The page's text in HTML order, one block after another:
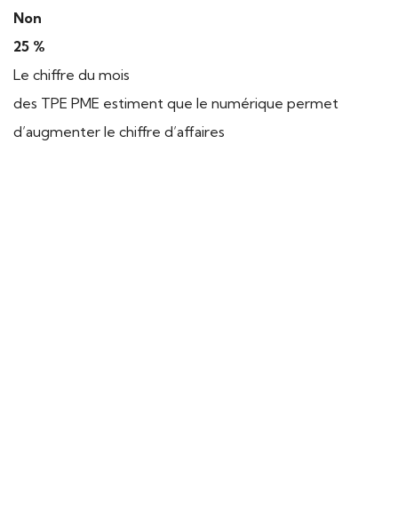
Non
25 %
Le chiffre du mois
des TPE PME estiment que le numérique permet
d’augmenter le chiffre d’affaires